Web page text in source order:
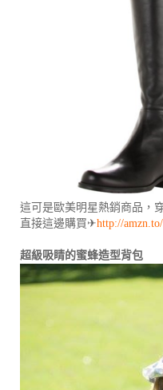
這可是歐美明星熱銷商品，
直接這邊購買✈http://
超級吸睛的蜜蜂造型背包